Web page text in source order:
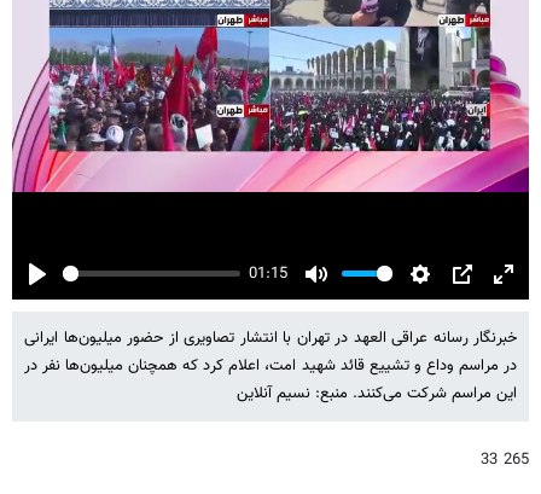
Play
01:15
Mute
Settings
PIP
Enter
خبرنگار رسانه عراقی العهد در تهران با انتشار تصاویری از حضور میلیون‌ها ایرانی
در مراسم وداع و تشییع قائد شهید امت، اعلام کرد که همچنان میلیون‌ها نفر در
این مراسم شرکت می‌کنند. منبع: نسیم آنلاین
265 33